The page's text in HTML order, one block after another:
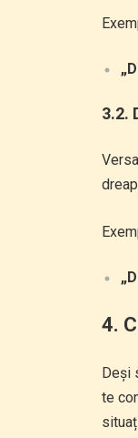
3.2.
4.
Deși
te